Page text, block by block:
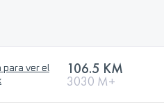
para ver el
106.5 KM
3030 M+